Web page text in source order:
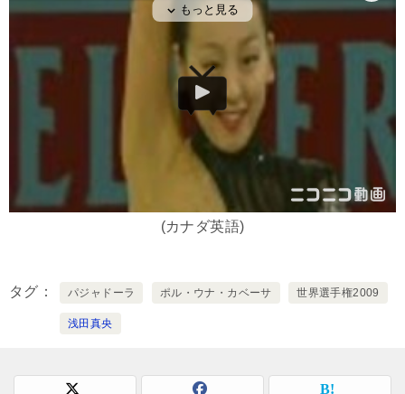
(カナダ英語)
タグ パジャドーラ ポル・ウナ・カベーサ 世界選手権2009
浅田真央